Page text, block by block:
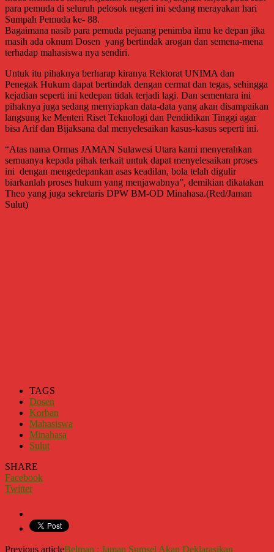
para pemuda di seluruh pelosok negeri ini sedang merayakan hari
Sumpah Pemuda ke- 88.
Bagaimana nasib para pemuda pejuang penimba ilmu ke depan jika
masih ada oknum Dosen yang bertindak arogan dan semena-mena
terhadap mahasiswa nya sendiri.
Untuk itu pihaknya berharap kiranya Rektorat UNIMA dan
Penegak Hukum dapat bertindak dengan cermat dan tegas, sehingga
kejadian seperti ini kedepan tidak terjadi lagi. Dan sementara ini
pihaknya juga sedang menyiapkan data-data yang akan disampaikan
langsung ke Menteri Riset Teknologi dan Pendidikan Tinggi agar
bisa Arif dan Bijaksana dal menyelesaikan kasus-kasus seperti ini.
“Atas nama Ormas JAMAN Sulawesi Utara kami menyerahkan
semuanya kepada pihak terkait untuk dapat menyelesaikan proses
ini dengan mengedepankan asas keadilan, bola telah digulir
biarkanlah proses hukum yang menjawabnya”, demikian dikatakan
Theo yang juga sekretaris DPW BM-OD Minahasa.(Red/Jaman
Sulut)
TAGS
Dosen
Korban
Mahasiswa
Minahasa
Sulut
SHARE
Facebook
Twitter
Previous articleBelman : Jaman Sumsel Akan Deklarasikan